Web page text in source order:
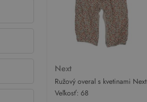
Next
Ružový overal s kvetinami Next
Veľkosť: 68